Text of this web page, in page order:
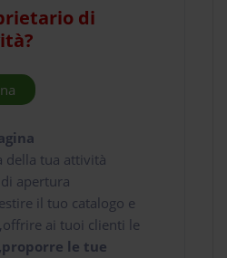
di
della tua attività
apertura
il tuo catalogo e
ai tuoi clienti le
le tue